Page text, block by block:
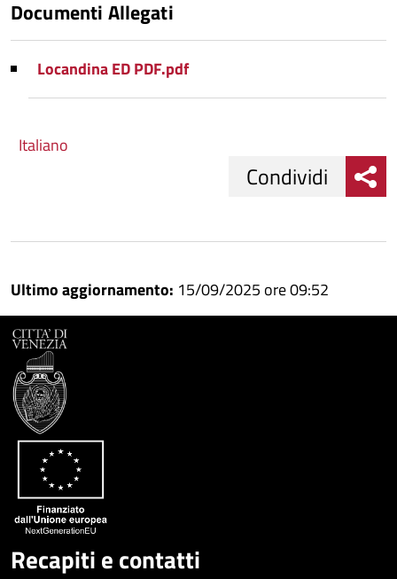
Documenti Allegati
Locandina ED PDF.pdf
Italiano
Facebook
su
Condividi
Condividi
Ultimo aggiornamento: 15/09/2025 ore 09:52
Recapiti e contatti